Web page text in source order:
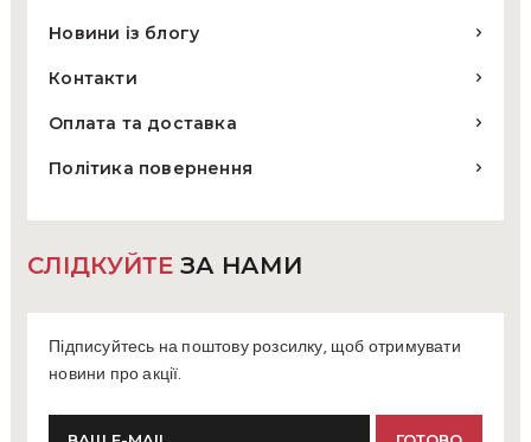
Новини із блогу
Контакти
Оплата та доставка
Політика повернення
СЛІДКУЙТЕ ЗА НАМИ
Підписуйтесь на поштову розсилку, щоб отримувати
новини про акції.